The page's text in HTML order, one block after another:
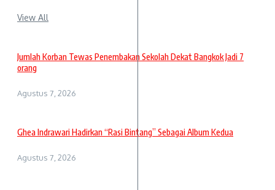
View All
Jumlah Korban Tewas Penembakan Sekolah Dekat Bangkok Jadi 7
orang
Agustus 7, 2026
Ghea Indrawari Hadirkan “Rasi Bintang” Sebagai Album Kedua
Agustus 7, 2026